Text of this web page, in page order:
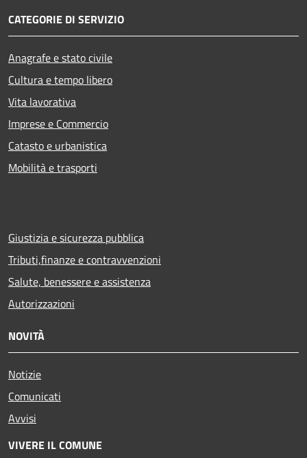
CATEGORIE DI SERVIZIO
Anagrafe e stato civile
Cultura e tempo libero
Vita lavorativa
Imprese e Commercio
Catasto e urbanistica
Mobilità e trasporti
Giustizia e sicurezza pubblica
Tributi,finanze e contravvenzioni
Salute, benessere e assistenza
Autorizzazioni
NOVITÀ
Notizie
Comunicati
Avvisi
VIVERE IL COMUNE